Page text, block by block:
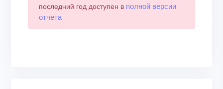
последний год доступен в полной версии
отчета